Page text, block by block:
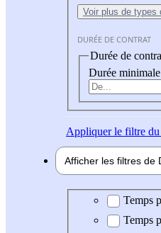
Voir plus de types
DURÉE DE CONTRAT
Durée de
Durée
Appliquerle filtre du
Afficher les filtres de
Durée
Temps
Temps